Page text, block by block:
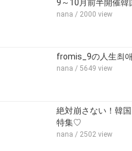
9～10月前半開催韓
nana / 2000 view
fromis_9の人生최
nana / 5649 view
絶対崩さない！韓
特集♡
nana / 2502 view